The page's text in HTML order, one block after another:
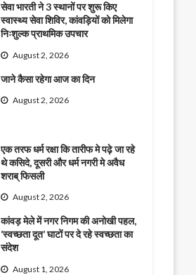
सेवा भारती ने 3 स्थानों पर शुरू किए
स्वास्थ्य सेवा शिविर, कांवड़ियों को मिलेगा
निःशुल्क प्राथमिक उपचार
August 2, 2026
जाने कैसा रहेगा आज का दिन
August 2, 2026
एक तरफ धर्म रक्षा कि तारीफ मे पढ़े जा रहे
थे कसिदे, दूसरी और धर्म नगरी मे अवैध
शराब् फिसली
August 2, 2026
कांवड़ मेले में नगर निगम की अनोखी पहल,
‘स्वच्छता दूत’ घाटों पर दे रहे स्वच्छता का
संदेश
August 1, 2026